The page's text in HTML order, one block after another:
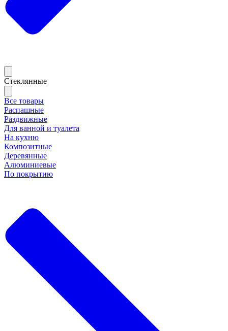
Стеклянные
Все товары
Распашные
Раздвижные
Для ванной и туалета
На кухню
Композитные
Деревянные
Алюминиевые
По покрытию